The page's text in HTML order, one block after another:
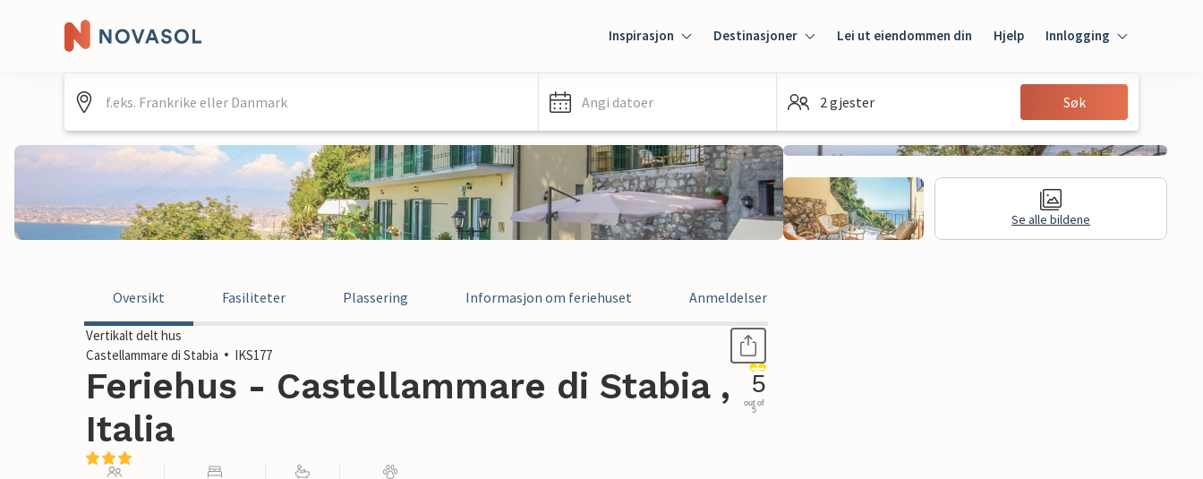
Inspirasjon Destinasjoner Lei ut eiendommen din Hjelp Innlogging
Innlogging
Gjest
Angi datoer 2 gjester Søk
Se alle bildene
Oversikt Fasiliteter Plassering Informasjon om feriehuset Anmeldelser
Vertikalt delt hus
Castellammare di Stabia
IKS177
Feriehus - Castellammare di Stabia ,
Italia
5
out of
5